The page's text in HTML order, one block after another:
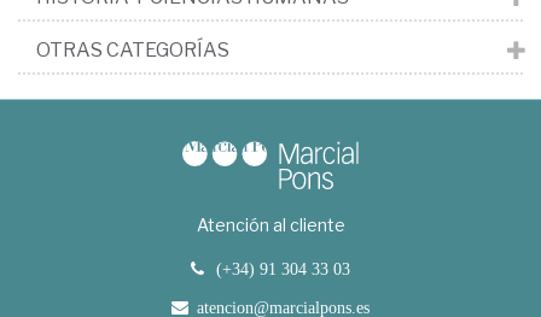
OTRAS CATEGORÍAS
Atención al cliente
(+34) 91 304 33 03
atencion@marcialpons.es